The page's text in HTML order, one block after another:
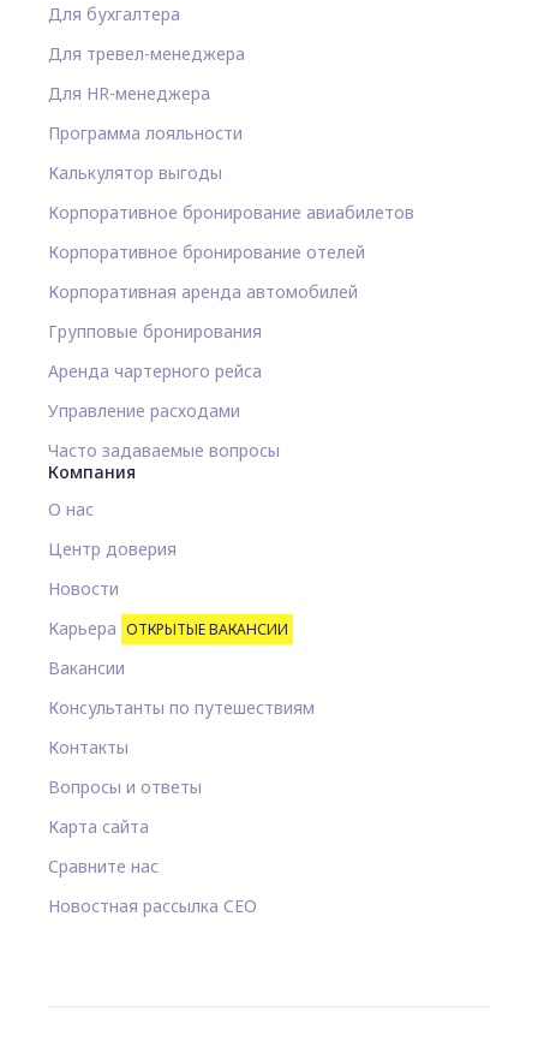
Для бухгалтера
Для тревел-менеджера
Для HR-менеджера
Программа лояльности
Калькулятор выгоды
Корпоративное бронирование авиабилетов
Корпоративное бронирование отелей
Корпоративная аренда автомобилей
Групповые бронирования
Аренда чартерного рейса
Управление расходами
Часто задаваемые вопросы
Компания
О нас
Центр доверия
Новости
Карьера ОТКРЫТЫЕ ВАКАНСИИ
Вакансии
Консультанты по путешествиям
Контакты
Вопросы и ответы
Карта сайта
Сравните нас
Новостная рассылка CEO